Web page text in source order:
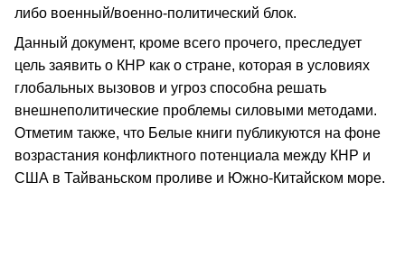
либо военный/военно-политический блок.
Данный документ, кроме всего прочего, преследует
цель заявить о КНР как о стране, которая в условиях
глобальных вызовов и угроз способна решать
внешнеполитические проблемы силовыми методами.
Отметим также, что Белые книги публикуются на фоне
возрастания конфликтного потенциала между КНР и
США в Тайваньском проливе и Южно-Китайском море.